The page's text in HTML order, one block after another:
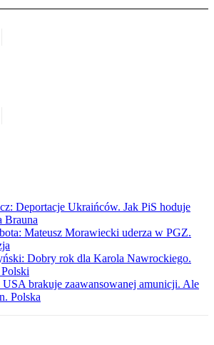
Deportacje Ukraińców. Jak PiS hoduje
Brauna
Mateusz Morawiecki uderza w PGZ.
Dobry rok dla Karola Nawrockiego.
brakuje zaawansowanej amunicji. Ale
Polska